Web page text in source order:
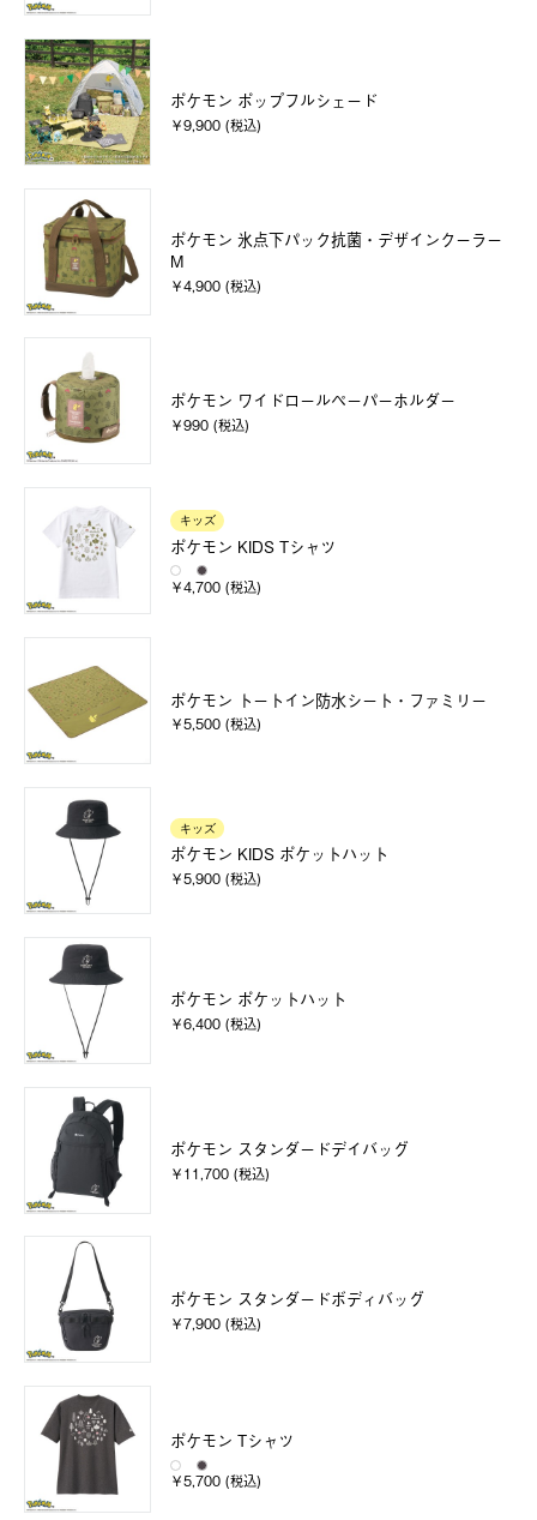
ポケモン ポップフルシェード
￥9,900 (税込)
ポケモン 氷点下パック抗菌・デザインクーラー
M
￥4,900 (税込)
ポケモン ワイドロールペーパーホルダー
￥990 (税込)
キッズ
ポケモン KIDS Tシャツ
￥4,700 (税込)
ポケモン トートイン防水シート・ファミリー
￥5,500 (税込)
キッズ
ポケモン KIDS ポケットハット
￥5,900 (税込)
ポケモン ポケットハット
￥6,400 (税込)
ポケモン スタンダードデイバッグ
￥11,700 (税込)
ポケモン スタンダードボディバッグ
￥7,900 (税込)
ポケモン Tシャツ
￥5,700 (税込)